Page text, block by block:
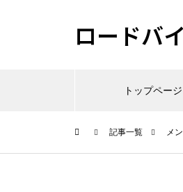
ロードバ
トップページ
記事一覧 メ